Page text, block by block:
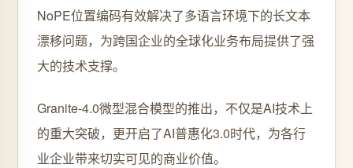
NoPE位置编码有效解决了多语言环境下的长文本
漂移问题，为跨国企业的全球化业务布局提供了强
大的技术支撑。
Granite-4.0微型混合模型的推出，不仅是AI技术上
的重大突破，更开启了AI普惠化3.0时代，为各行
业企业带来切实可见的商业价值。